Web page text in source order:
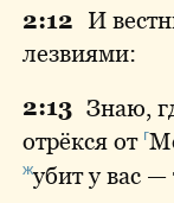
2:12 И
лезвиями:
2:13 Знаю ,
отрёкся от г
жубиту вас —